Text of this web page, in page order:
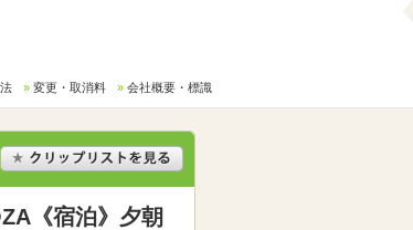
変更・取消料 会社概要・標識
《宿泊》夕朝